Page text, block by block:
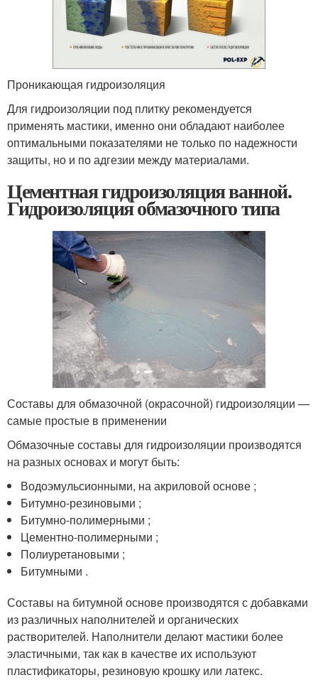
Проникающая гидроизоляция
Для гидроизоляции под плитку рекомендуется
применять мастики, именно они обладают наиболее
оптимальными показателями не только по надежности
защиты, но и по адгезии между материалами.
Цементная гидроизоляция ванной.
Гидроизоляция обмазочного типа
Составы для обмазочной (окрасочной) гидроизоляции —
самые простые в применении
Обмазочные составы для гидроизоляции производятся
на разных основах и могут быть:
Водоэмульсионными, на акриловой основе ;
Битумно-резиновыми ;
Битумно-полимерными ;
Цементно-полимерными ;
Полиуретановыми ;
Битумными .
Составы на битумной основе производятся с добавками
из различных наполнителей и органических
растворителей. Наполнители делают мастики более
эластичными, так как в качестве их используют
пластификаторы, резиновую крошку или латекс.